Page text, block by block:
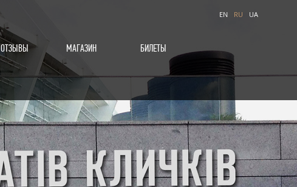
EN RU UA
ОТЗЫВЫ МАГАЗИН БИЛЕТЫ